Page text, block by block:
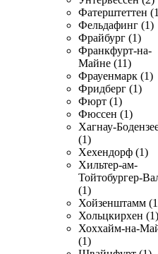
Фатерштеттен
Фельдафинг (1)
Фрайбург (1)
Франкфурт-на-
Майне (11)
Фрауенмарк (1)
Фридберг (1)
Фюрт (1)
Фюссен (1)
Хагнау-
(1)
Хехендорф (1)
Хильтер-ам-
Тойтобургер-
(1)
Хойзенштамм
Хольцкирхен (1)
Хоххайм-на-
(1)